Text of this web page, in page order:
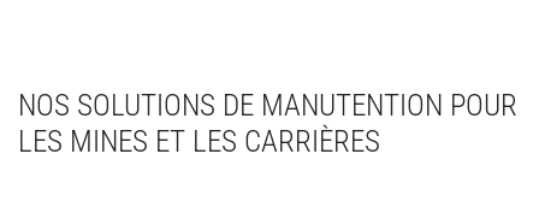
​​​​​​​NOS SOLUTIONS DE MANUTENTION POUR
LES MINES ET LES CARRIÈRES